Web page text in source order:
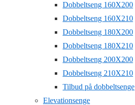
Dobbeltseng 160X200
Dobbeltseng 160X210
Dobbeltseng 180X200
Dobbeltseng 180X210
Dobbeltseng 200X200
Dobbeltseng 210X210
Tilbud på dobbeltsenge
Elevationsenge